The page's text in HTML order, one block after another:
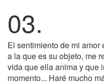
03.
El sentimiento de mi
a la que es su objeto, me
vida que ella anima y que
momento... Haré mucho